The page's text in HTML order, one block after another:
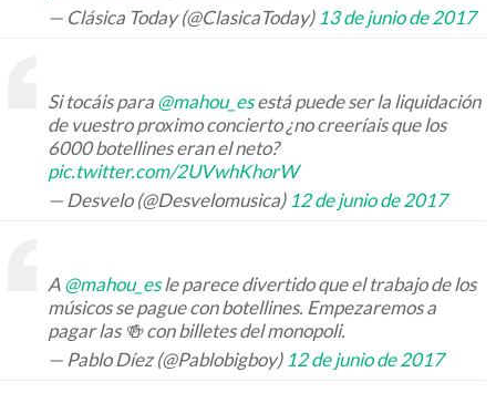
— Clásica Today (@ClasicaToday) 13 de junio de 2017
Si tocáis para @mahou_esestá puede ser la liquidación
de vuestro proximo concierto ¿no creeríais que los
6000 botellines eran el neto?
pic.twitter.com/2UVwhKhorW
— Desvelo (@Desvelomusica) 12 de junio de 2017
A @mahou_esle parece divertido que el trabajo de los
músicos se pague con botellines. Empezaremos a
pagar las 🍻 con billetes del monopoli.
— Pablo Díez (@Pablobigboy) 12 de junio de 2017